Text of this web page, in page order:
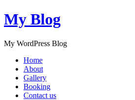
My Blog
My WordPress Blog
Home
About
Gallery
Booking
Contact us